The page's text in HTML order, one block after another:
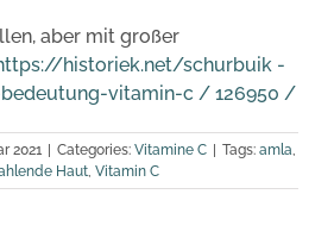
aber mit großer
historiek.net/schurbuik -
vitamin-c / 126950 /
2021 | Categories: Vitamine C | Tags: amla
Haut Vitamin C